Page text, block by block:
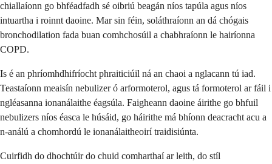
chiallaíonn go bhféadfadh sé oibriú beagán níos tapúla agus níos
intuartha i roinnt daoine. Mar sin féin, soláthraíonn an dá chógais
bronchodilation fada buan comhchosúil a chabhraíonn le hairíonna
COPD.
Is é an phríomhdhifríocht phraiticiúil ná an chaoi a nglacann tú iad.
Teastaíonn meaisín nebulizer ó arformoterol, agus tá formoterol ar fáil i
ngléasanna ionanálaithe éagsúla. Faigheann daoine áirithe go bhfuil
nebulizers níos éasca le húsáid, go háirithe má bhíonn deacracht acu a
n-análú a chomhordú le ionanálaitheoirí traidisiúnta.
Cuirfidh do dhochtúir do chuid comharthaí ar leith, do stíl